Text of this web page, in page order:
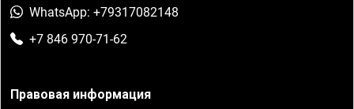
WhatsApp: +79317082148
+7 846 970-71-62
Правовая информация